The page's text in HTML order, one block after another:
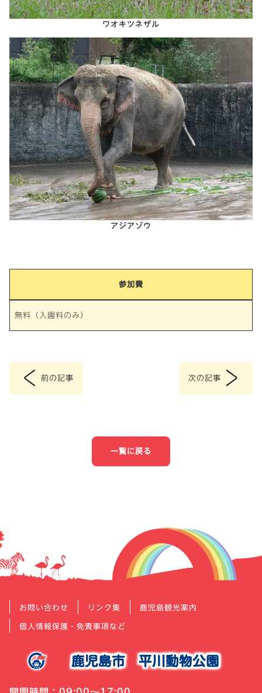
ワオキツネザル
アジアゾウ
参加費
無料（入園料のみ）
< 前の記事 次の記事 >
一覧に戻る
お問い合わせ リンク集 鹿児島観光案内
個人情報保護・免責事項など
鹿児島市平川動物公園